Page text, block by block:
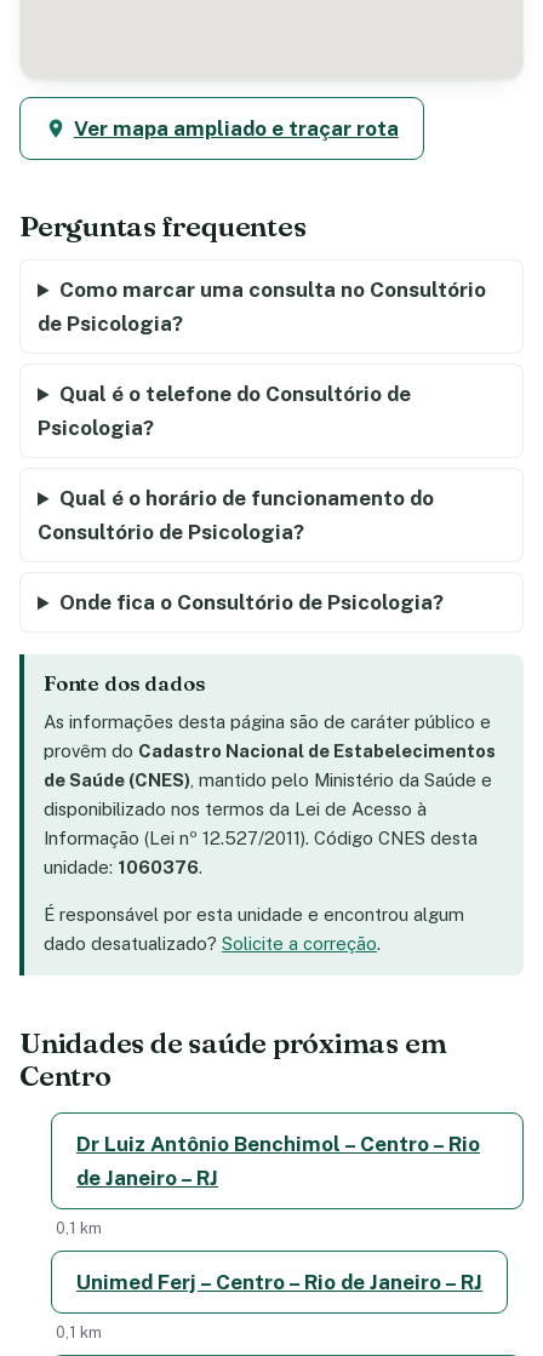
Ver mapa ampliado e traçar rota
Perguntas frequentes
Como marcar uma consulta no Consultório
de Psicologia?
Qual é o telefone do Consultório de
Psicologia?
Qual é o horário de funcionamento do
Consultório de Psicologia?
Onde fica o Consultório de Psicologia?
Fonte dos dados
As informações desta página são de caráter público e
provêm do Cadastro Nacional de Estabelecimentos
de Saúde (CNES) , mantido pelo Ministério da Saúde e
disponibilizado nos termos da Lei de Acesso à
Informação (Lei nº 12.527/2011). Código CNES desta
unidade: 1060376.
É responsável por esta unidade e encontrou algum
dado desatualizado? Solicite a correção.
Unidades de saúde próximas em
Centro
Dr Luiz Antônio Benchimol – Centro – Rio
de Janeiro – RJ
0,1 km
Unimed Ferj – Centro – Rio de Janeiro – RJ
0,1 km